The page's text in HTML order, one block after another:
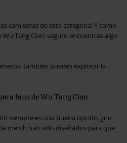
camisetas de esta categoría! Y como
Tang Clan, seguro encuentras algo
también puedes explorar la
fans de Wu Tang Clan
siempre es una buena opción, ¿no
merch han sido diseñados para que